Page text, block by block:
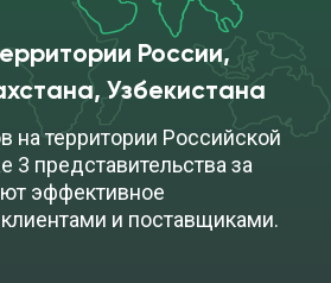
России,
Узбекистана
на территории Российской
3 представительства за
эффективное
и поставщиками.